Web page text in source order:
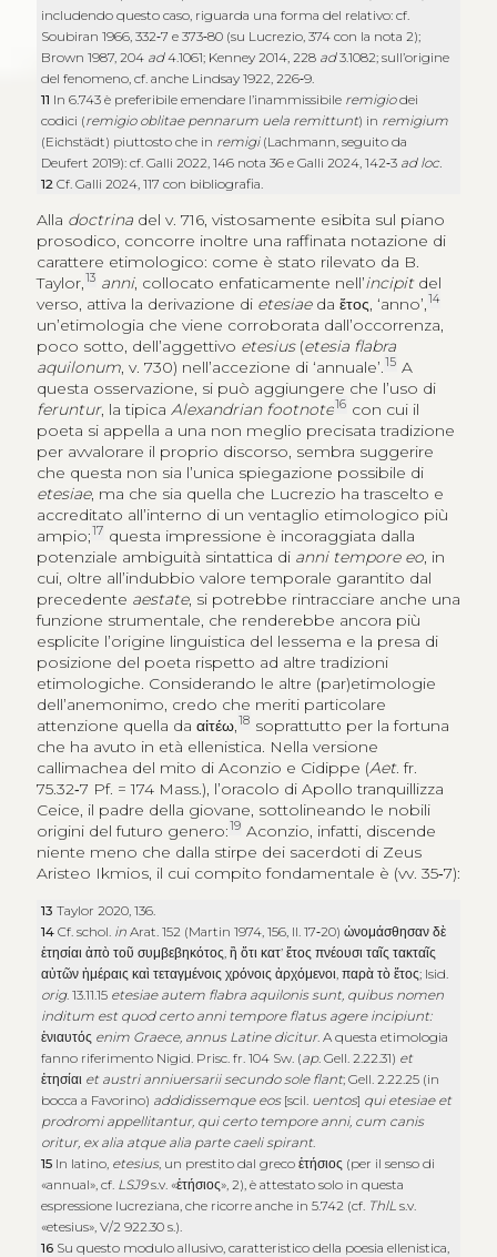
includendo questo caso, riguarda una forma del relativo: cf.
Soubiran 1966, 332‑7 e 373‑80 (su Lucrezio, 374 con la nota 2);
Brown 1987, 204 ad4.1061; Kenney 2014, 228 ad3.1082; sull’origine
del fenomeno, cf. anche Lindsay 1922, 226‑9.
11 In 6.743 è preferibile emendare l’inammissibile remigiodei
codici (remigio oblitae pennarum uela remittunt) in remigium
(Eichstädt) piuttosto che in remigi (Lachmann, seguito da
Deufert 2019): cf. Galli 2022, 146 nota 36 e Galli 2024, 142‑3 ad loc.
12Cf. Galli 2024, 117 con bibliografia.
Alla doctrina del v. 716, vistosamente esibita sul piano
prosodico, concorre inoltre una raffinata notazione di
carattere etimologico: come è stato rilevato da B.
Taylor,13 anni, collocato enfaticamente nell’incipit del
verso, attiva la derivazione di etesiae da ἔτος, ‘anno’,14
un’etimologia che viene corroborata dall’occorrenza,
poco sotto, dell’aggettivo etesius (etesia flabra
aquilonum, v. 730) nell’accezione di ‘annuale’.15 A
questa osservazione, si può aggiungere che l’uso di
feruntur, la tipica Alexandrian footnote16 con cui il
poeta si appella a una non meglio precisata tradizione
per avvalorare il proprio discorso, sembra suggerire
che questa non sia l’unica spiegazione possibile di
etesiae, ma che sia quella che Lucrezio ha trascelto e
accreditato all’interno di un ventaglio etimologico più
ampio;17 questa impressione è incoraggiata dalla
potenziale ambiguità sintattica di anni tempore eo, in
cui, oltre all’indubbio valore temporale garantito dal
precedente aestate, si potrebbe rintracciare anche una
funzione strumentale, che renderebbe ancora più
esplicite l’origine linguistica del lessema e la presa di
posizione del poeta rispetto ad altre tradizioni
etimologiche. Considerando le altre (par)etimologie
dell’anemonimo, credo che meriti particolare
attenzione quella da αἰτέω,18 soprattutto per la fortuna
che ha avuto in età ellenistica. Nella versione
callimachea del mito di Aconzio e Cidippe (Aet. fr.
75.32‑7 Pf. = 174 Mass.), l’oracolo di Apollo tranquillizza
Ceice, il padre della giovane, sottolineando le nobili
origini del futuro genero:19 Aconzio, infatti, discende
niente meno che dalla stirpe dei sacerdoti di Zeus
Aristeo Ikmios, il cui compito fondamentale è (vv. 35‑7):
13Taylor 2020, 136.
14Cf. schol. in Arat. 152 (Martin 1974, 156, ll. 17‑20)ὠνομάσθησαν δὲ
ἐτησίαι ἀπὸ τοῦ συμβεβηκότος ,ἢ ὅτι κατ’ ἔτος πνέουσι ταῖς τακταῖς
αὐτῶν ἡμέραις καὶ τεταγμένοις χρόνοις ἀρχόμενοι ,παρὰ τὸ ἔτος; Isid.
orig. 13.11.15 etesiae autem flabra aquilonis sunt, quibus nomen
inditum est quod certo anni tempore flatus agere incipiunt:
ἐνιαυτός enim Graece, annus Latine dicitur. A questa etimologia
fanno riferimento Nigid. Prisc. fr. 104 Sw. (ap. Gell. 2.22.31) et
ἐτησίαι et austri anniuersarii secundo sole flant; Gell. 2.22.25 (in
bocca a Favorino) addidissemque eos [scil. uentos] qui etesiae et
prodromi appellitantur, qui certo tempore anni, cum canis
oritur, ex alia atque alia parte caeli spirant.
15 In latino, etesius, un prestito dal grecoἐτήσιος (per il senso di
«annual», cf. LSJ9s.v. «ἐτήσιος», 2), è attestato solo in questa
espressione lucreziana, che ricorre anche in 5.742 (cf. ThlLs.v.
«etesius», V/2 922.30 s.).
16 Su questo modulo allusivo, caratteristico della poesia ellenistica,